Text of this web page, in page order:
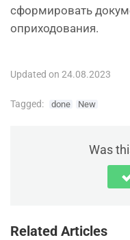
сформировать
оприходования.
Updated on 24.08.2023
Tagged: done New
Was
Related Articles